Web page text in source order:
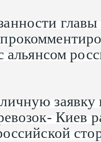
альянсом
заявку
Киев